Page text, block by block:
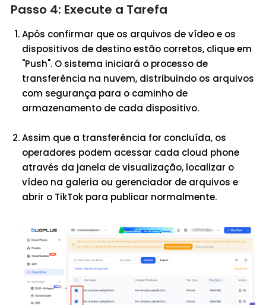
Passo 4: Execute a Tarefa
Após confirmar que os arquivos de vídeo e os
dispositivos de destino estão corretos, clique em
"Push". O sistema iniciará o processo de
transferência na nuvem, distribuindo os arquivos
com segurança para o caminho de
armazenamento de cada dispositivo.
Assim que a transferência for concluída, os
operadores podem acessar cada cloud phone
através da janela de visualização, localizar o
vídeo na galeria ou gerenciador de arquivos e
abrir o TikTok para publicar normalmente.